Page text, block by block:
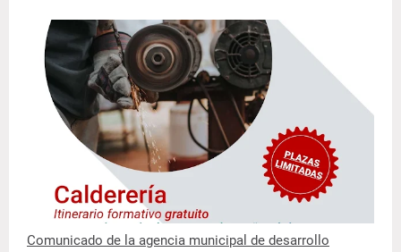
Comunicado de la agencia municipal de desarrollo